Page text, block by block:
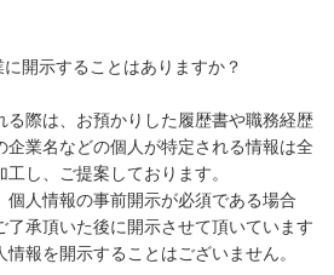
開示することはありますか？
る際は、お預かりした履歴書や職務経歴
企業名などの個人が特定される情報は全
し、ご提案しております。
個人情報の事前開示が必須である場合
了承頂いた後に開示させて頂いています
報を開示することはございません。